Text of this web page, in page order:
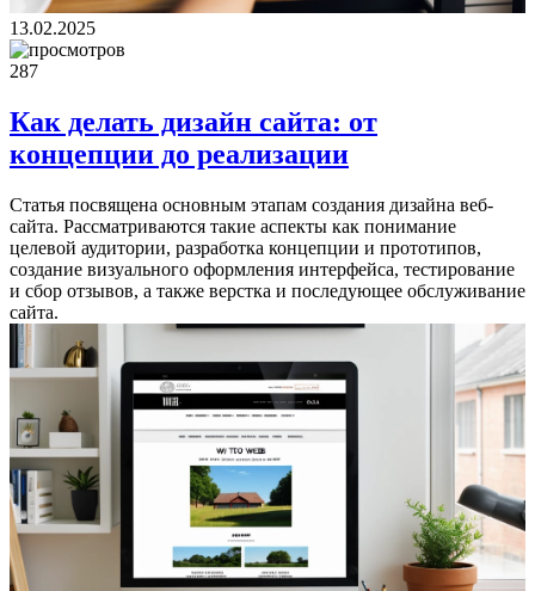
13.02.2025
287
Как делать дизайн сайта: от
концепции до реализации
Статья посвящена основным этапам создания дизайна веб-
сайта. Рассматриваются такие аспекты как понимание
целевой аудитории, разработка концепции и прототипов,
создание визуального оформления интерфейса, тестирование
и сбор отзывов, а также верстка и последующее обслуживание
сайта.